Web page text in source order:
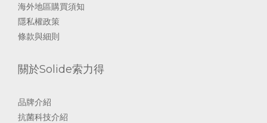
海外地區購買須知
隱私權政策
條款與細則
關於Solide索力得
品牌介紹
抗菌科技介紹